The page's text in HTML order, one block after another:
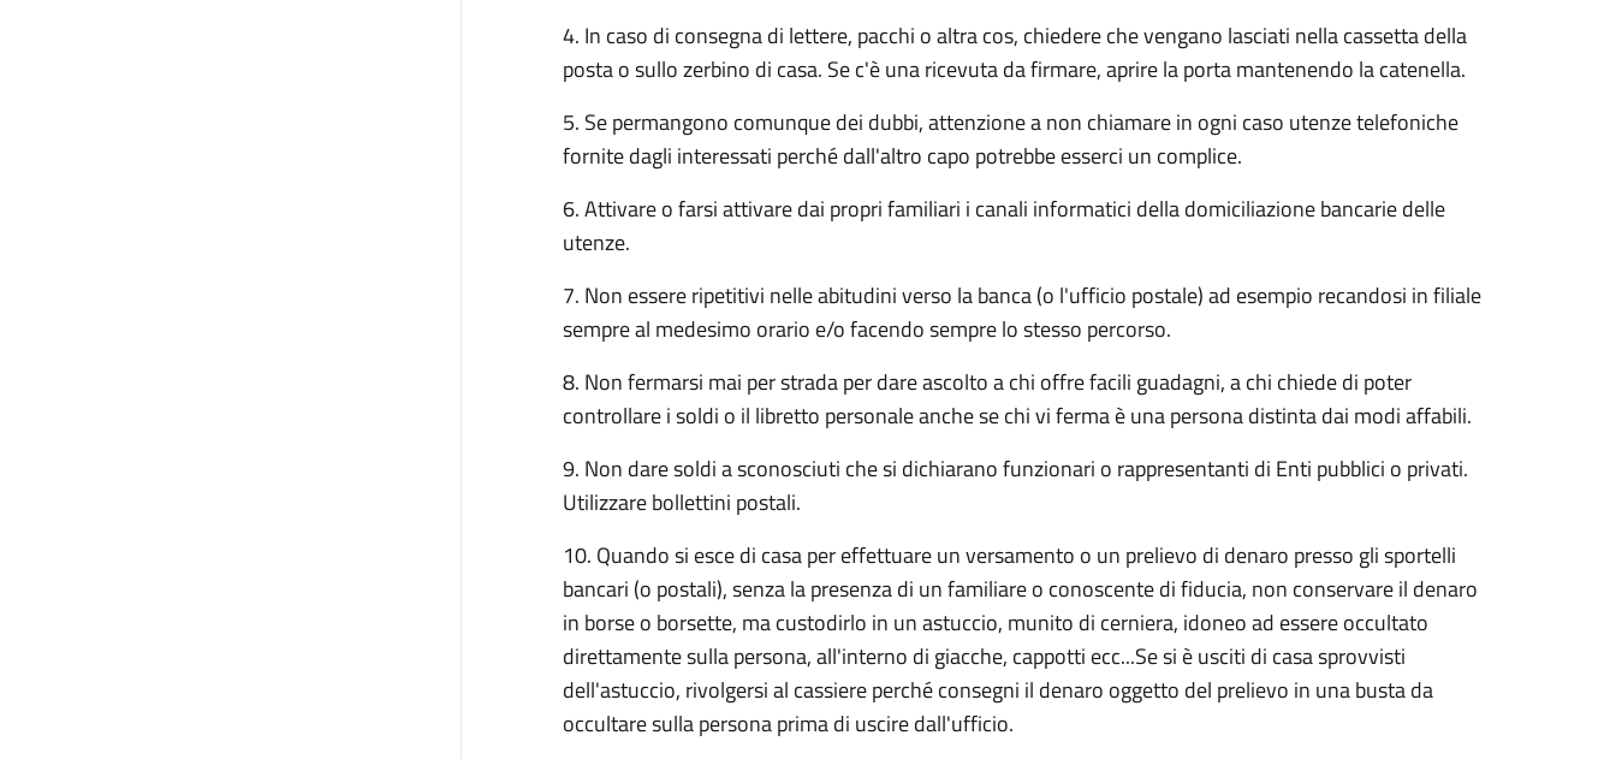
4. In caso di consegna di lettere, pacchi o altra cos, chiedere che vengano lasciati nella cassetta della
posta o sullo zerbino di casa. Se c'è una ricevuta da firmare, aprire la porta mantenendo la catenella.
5. Se permangono comunque dei dubbi, attenzione a non chiamare in ogni caso utenze telefoniche
fornite dagli interessati perché dall'altro capo potrebbe esserci un complice.
6. Attivare o farsi attivare dai propri familiari i canali informatici della domiciliazione bancarie delle
utenze.
7. Non essere ripetitivi nelle abitudini verso la banca (o l'ufficio postale) ad esempio recandosi in filiale
sempre al medesimo orario e/o facendo sempre lo stesso percorso.
8. Non fermarsi mai per strada per dare ascolto a chi offre facili guadagni, a chi chiede di poter
controllare i soldi o il libretto personale anche se chi vi ferma è una persona distinta dai modi affabili.
9. Non dare soldi a sconosciuti che si dichiarano funzionari o rappresentanti di Enti pubblici o privati.
Utilizzare bollettini postali.
10. Quando si esce di casa per effettuare un versamento o un prelievo di denaro presso gli sportelli
bancari (o postali), senza la presenza di un familiare o conoscente di fiducia, non conservare il denaro
in borse o borsette, ma custodirlo in un astuccio, munito di cerniera, idoneo ad essere occultato
direttamente sulla persona, all'interno di giacche, cappotti ecc...Se si è usciti di casa sprovvisti
dell'astuccio, rivolgersi al cassiere perché consegni il denaro oggetto del prelievo in una busta da
occultare sulla persona prima di uscire dall'ufficio.